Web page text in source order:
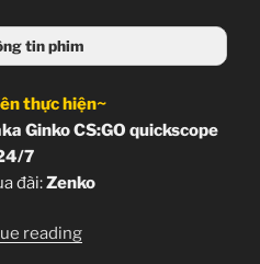
tin phim
thực hiện~
Ginko CS:GO quickscope
7
đài:Zenko
reading“Psycho-